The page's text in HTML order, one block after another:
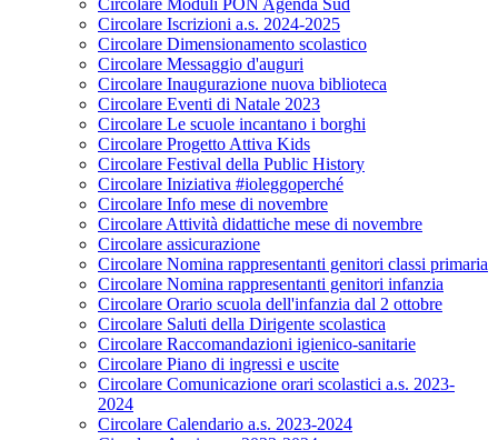
Circolare Moduli PON Agenda Sud
Circolare Iscrizioni a.s. 2024-2025
Circolare Dimensionamento scolastico
Circolare Messaggio d'auguri
Circolare Inaugurazione nuova biblioteca
Circolare Eventi di Natale 2023
Circolare Le scuole incantano i borghi
Circolare Progetto Attiva Kids
Circolare Festival della Public History
Circolare Iniziativa #ioleggoperché
Circolare Info mese di novembre
Circolare Attività didattiche mese di novembre
Circolare assicurazione
Circolare Nomina rappresentanti genitori classi primaria
Circolare Nomina rappresentanti genitori infanzia
Circolare Orario scuola dell'infanzia dal 2 ottobre
Circolare Saluti della Dirigente scolastica
Circolare Raccomandazioni igienico-sanitarie
Circolare Piano di ingressi e uscite
Circolare Comunicazione orari scolastici a.s. 2023-
2024
Circolare Calendario a.s. 2023-2024